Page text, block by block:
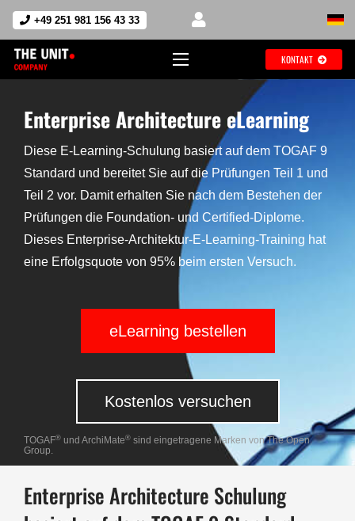
+49 251 981 156 43 33
KONTAKT
Enterprise Architecture eLearning
Diese E-Learning-Schulung basiert auf dem TOGAF 9
Standard und bereitet Sie auf die Prüfungen Teil 1 und
Teil 2 vor. Damit erhalten Sie nach dem Bestehen der
Prüfungen die Foundation- und Certified-Diplome.
Dieses Enterprise-Architektur-E-Learning-Training hat
eine Erfolgsquote von 95% beim ersten Versuch.
eLearning bestellen
Kostenlos versuchen
TOGAF® und ArchiMate® sind eingetragene Marken von The Open
Group.
Enterprise Architecture Schulung